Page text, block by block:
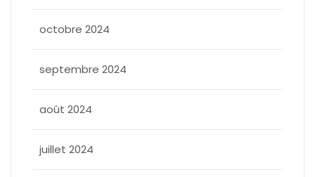
octobre 2024
septembre 2024
août 2024
juillet 2024